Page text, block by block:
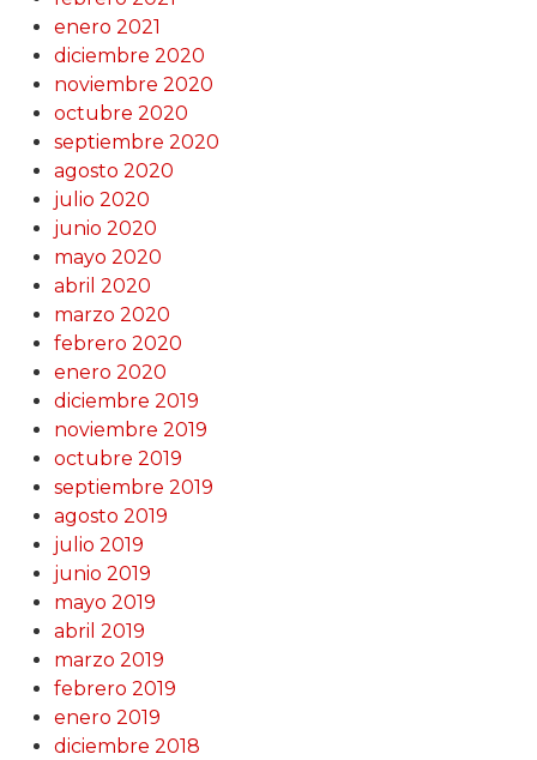
enero 2021
diciembre 2020
noviembre 2020
octubre 2020
septiembre 2020
agosto 2020
julio 2020
junio 2020
mayo 2020
abril 2020
marzo 2020
febrero 2020
enero 2020
diciembre 2019
noviembre 2019
octubre 2019
septiembre 2019
agosto 2019
julio 2019
junio 2019
mayo 2019
abril 2019
marzo 2019
febrero 2019
enero 2019
diciembre 2018